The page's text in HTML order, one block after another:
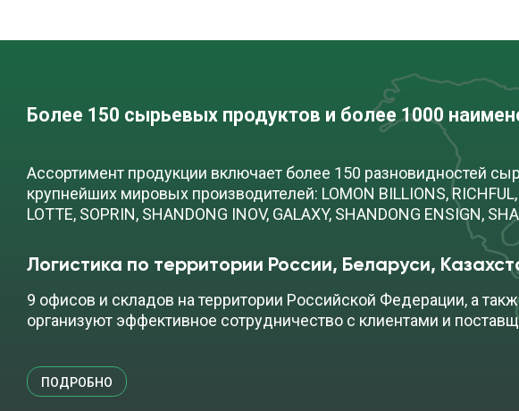
Более 150 сырьевых продуктов и более 1000
Ассортимент продукции включает более 150 разновидностей
крупнейших мировых производителей: LOMON BILLIONS, RICHFUL,
LOTTE, SOPRIN, SHANDONG INOV, GALAXY, SHANDONG ENSIGN,
Логистика по территории России, Беларуси,
9 офисов и складов на территории Российской Федерации, а
организуют эффективное сотрудничество с клиентами и
ПОДРОБНО